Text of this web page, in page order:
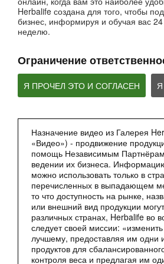
Herbalife создана для того, чтобы
бизнес, информируя и обучая вас 24
неделю.
Ограничение
Я ПРОЧЕЛ ЭТО И СОГЛАСЕН
Назначение видео из Галерея
«Видео») - продвижение
помощь Независимым
ведении их бизнеса.
можно использовать только в
перечисленных в выпадающем
то что доступность на рынке,
или внешний вид продукции
различных странах, Herbalife во
следует своей миссии:
лучшему, предоставляя им одни
продуктов для
контроля веса и предлагая им
Вебинары от компании
Мультфильм - Формула 1 Вечерний
Сбалансированное питание 24 часа